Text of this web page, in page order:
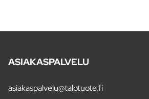
ASIAKASPALVELU
asiakaspalvelu@talotuote.fi